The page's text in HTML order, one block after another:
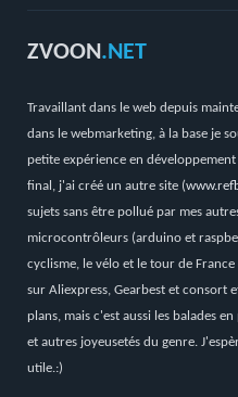
ZVOON.NET
Travaillant dans le web depuis
dans le webmarketing, à la base je
petite expérience en
final, j'ai créé un autre site (
sujets sans être pollué par mes
microcontrôleurs (arduino et
cyclisme, le vélo et le tour de
sur Aliexpress, Gearbest et consort
plans, mais c'est aussi les balades
et autres joyeusetés du genre.
utile.:)